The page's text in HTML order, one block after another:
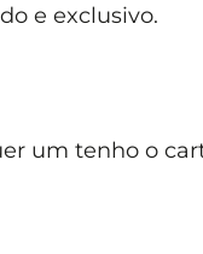
e exclusivo.
um tenho o